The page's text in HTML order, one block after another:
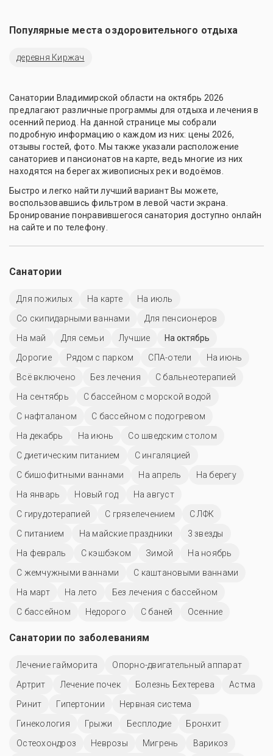
Популярные места оздоровительного отдыха
деревня Киржач
Санатории Владимирской области на октябрь 2026
предлагают различные программы для отдыха и лечения в
осенний период. На данной странице мы собрали
подробную информацию о каждом из них: цены 2026,
отзывы гостей, фото. Мы также указали расположение
санаториев и пансионатов на карте, ведь многие из них
находятся на берегах живописных рек и водоёмов.
Быстро и легко найти лучший вариант Вы можете,
воспользовавшись фильтром в левой части экрана.
Бронирование понравившегося санатория доступно онлайн
на сайте и по телефону.
Санатории
Для пожилых На карте
На июль
Со скипидарными ваннами
Для пенсионеров
На май
Для семьи Лучшие
На октябрь
Дорогие
Рядом с парком СПА-отели
На июнь
Всё включено
Без лечения
С бальнеотерапией
На сентябрь
С бассейном с морской водой
С нафталаном
С бассейном с подогревом
На декабрь
На июнь
Со шведским столом
С диетическим питанием
С ингаляцией
С бишофитными ваннами
На апрель
На берегу
На январь
Новый год
На август
С гирудотерапией
С грязелечением
С ЛФК
С питанием
На майские праздники
3 звезды
На февраль
С кэшбэком Зимой
На ноябрь
С жемчужными ваннами
С каштановыми ваннами
На март
На лето
Без лечения с бассейном
C бассейном
Недорого С баней Осенние
Санатории по заболеваниям
Лечение гайморита
Опорно-двигательный аппарат
Артрит
Лечение почек Болезнь Бехтерева
Астма
Ринит
Гипертонии
Нервная система
Гинекология
Грыжи Бесплодие
Бронхит
Остеохондроз
Неврозы Мигрень Варикоз